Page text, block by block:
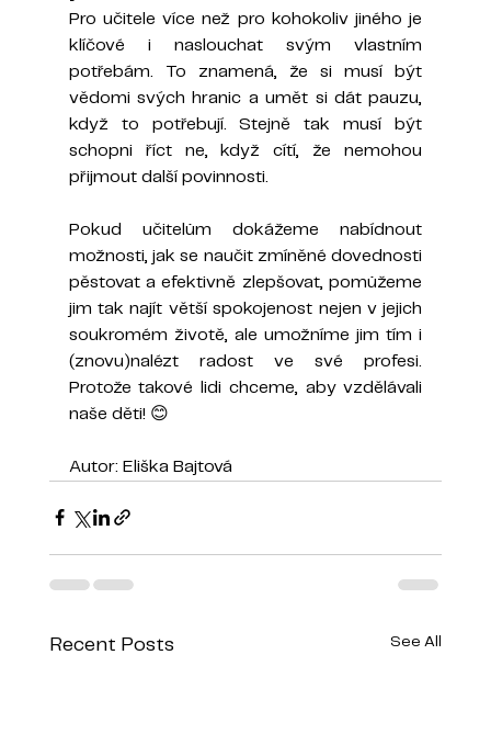
Pro učitele více než pro kohokoliv jiného je
klíčové i naslouchat svým vlastním
potřebám. To znamená, že si musí být
vědomi svých hranic a umět si dát pauzu,
když to potřebují. Stejně tak musí být
schopni říct ne, když cítí, že nemohou
přijmout další povinnosti.
Pokud učitelům dokážeme nabídnout
možnosti, jak se naučit zmíněné dovednosti
pěstovat a efektivně zlepšovat, pomůžeme
jim tak najít větší spokojenost nejen v jejich
soukromém životě, ale umožníme jim tím i
(znovu)nalézt radost ve své profesi.
Protože takové lidi chceme, aby vzdělávali
naše děti! 😊
Autor: Eliška Bajtová
Recent Posts See All